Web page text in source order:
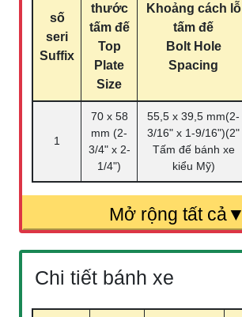
số
seri
Suffix
thước
tấm đế
Top
Plate
Size
Khoảng cách lỗ
tấm đế
Bolt Hole
Spacing
1
70 x 58
mm (2-
3/4" x 2-
1/4")
55,5 x 39,5 mm(2-
3/16" x 1-9/16")(2"
Tấm đế bánh xe
kiểu Mỹ)
Chi tiết bánh xe